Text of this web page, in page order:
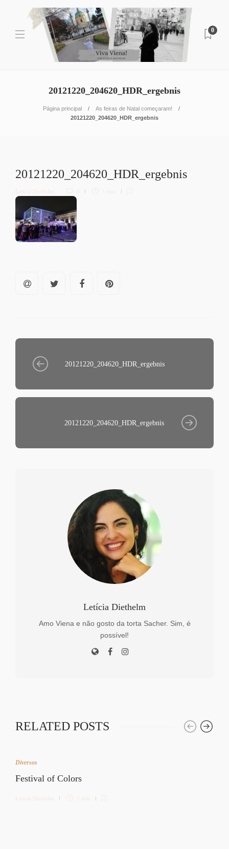
0
20121220_204620_HDR_ergebnis
Página principal
As feiras de Natal começaram!
20121220_204620_HDR_ergebnis
20121220_204620_HDR_ergebnis
Letícia Diethelm 0 1 min
20121220_204620_HDR_ergebnis
20121220_204620_HDR_ergebnis
Letícia Diethelm
Amo Viena e não gosto da torta Sacher. Sim, é
possível!
RELATED POSTS
Diversos
Festival of Colors
Letícia Diethelm 2 min